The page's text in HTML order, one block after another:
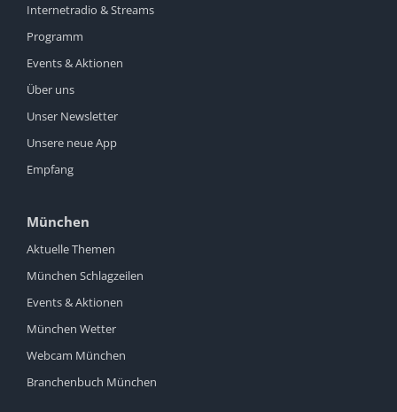
Internetradio & Streams
Programm
Events & Aktionen
Über uns
Unser Newsletter
Unsere neue App
Empfang
München
Aktuelle Themen
München Schlagzeilen
Events & Aktionen
München Wetter
Webcam München
Branchenbuch München